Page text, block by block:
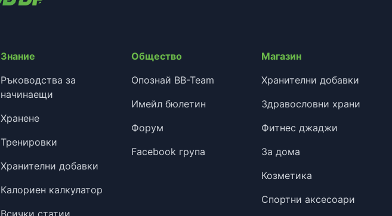
Знание
Ръководства за
начинаещи
Хранене
Тренировки
Хранителни добавки
Калориен калкулатор
Всички статии
Общество
Опознай BB-Team
Имейл бюлетин
Форум
Facebook група
Магазин
Хранителни добавки
Здравословни храни
Фитнес джаджи
За дома
Козметика
Спортни аксесоари